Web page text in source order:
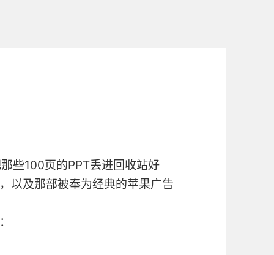
些100页的PPT丢进回收站好
以及那部被奉为经典的苹果广告